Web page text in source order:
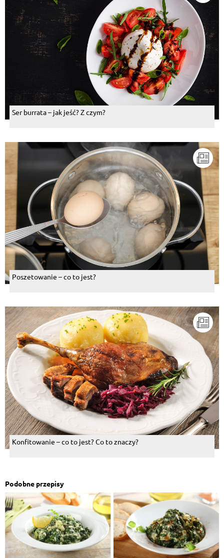
Ser burrata – jak jeść? Z czym?
Poszetowanie – co to jest?
Konfitowanie – co to jest? Co to znaczy?
Podobne przepisy